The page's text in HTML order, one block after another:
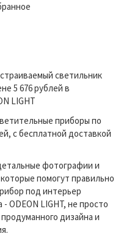
светильник
5 676 рублей в
LIGHT
приборы по
с бесплатной доставкой
фотографии и
помогут правильно
под интерьер
ODEON LIGHT, не просто
дизайна и